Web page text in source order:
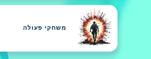
משחקי פעולה